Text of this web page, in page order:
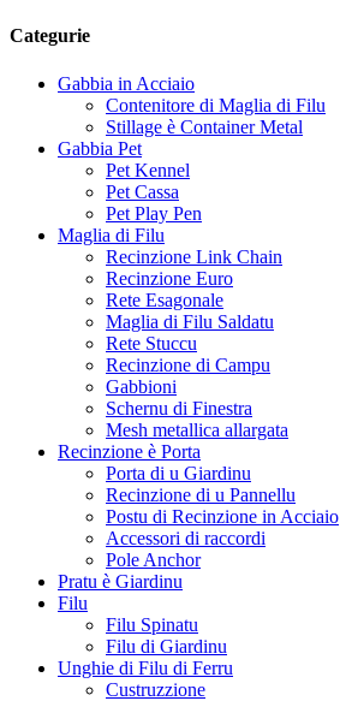
Categurie
Gabbia in Acciaio
Contenitore di Maglia di Filu
Stillage è Container Metal
Gabbia Pet
Pet Kennel
Pet Cassa
Pet Play Pen
Maglia di Filu
Recinzione Link Chain
Recinzione Euro
Rete Esagonale
Maglia di Filu Saldatu
Rete Stuccu
Recinzione di Campu
Gabbioni
Schernu di Finestra
Mesh metallica allargata
Recinzione è Porta
Porta di u Giardinu
Recinzione di u Pannellu
Postu di Recinzione in Acciaio
Accessori di raccordi
Pole Anchor
Pratu è Giardinu
Filu
Filu Spinatu
Filu di Giardinu
Unghie di Filu di Ferru
Custruzzione